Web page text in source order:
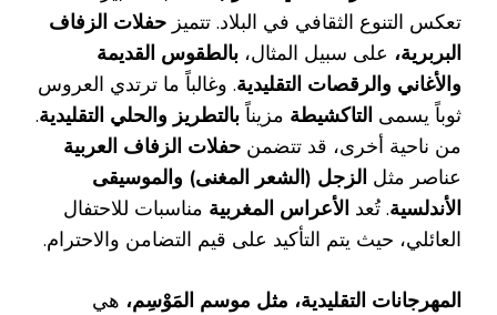
تعكس التنوع الثقافي في البلاد. تتميز حفلات الزفاف
البربرية، على سبيل المثال، بالطقوس القديمة
والأغاني والرقصات التقليدية. وغالباً ما ترتدي العروس
ثوباً يسمى التاكشيطة مزيناً بالتطريز والحلي التقليدية.
من ناحية أخرى، قد تتضمن حفلات الزفاف العربية
عناصر مثل الزجل (الشعر المغنى) والموسيقى
الأندلسية. تُعد الأعراس المغربية مناسبات للاحتفال
العائلي، حيث يتم التأكيد على قيم التضامن والاحترام.
المهرجانات التقليدية، مثل موسم المَوْسِم، هي